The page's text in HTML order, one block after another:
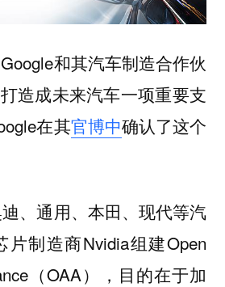
和其汽车制造合作伙
造成未来汽车一项重要支
在其官博中确认了这个
、通用、本田、现代等汽
制造商Nvidia组建Open
（OAA），目的在于加